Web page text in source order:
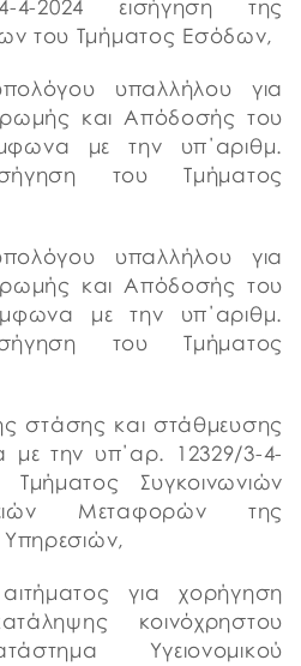
4-2024 εισήγηση της
του Τμήματος Εσόδων,
υπαλλήλου για
και Απόδοσής του
με την υπ΄αριθμ.
του Τμήματος
υπαλλήλου για
και Απόδοσής του
με την υπ΄αριθμ.
του Τμήματος
στάσης και στάθμευσης
την υπ΄αρ. 12329/3-4-
Συγκοινωνιών
Μεταφορών της
Υπηρεσιών,
για χορήγηση
κοινόχρηστου
Υγειονομικού